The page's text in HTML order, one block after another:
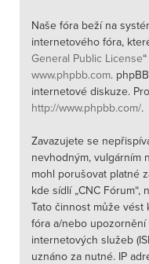
Naše fóra beží na
internetového fóra,
General Public License
www.phpbb.com.
internetové diskuze.
http://www.phpbb.com/.
Zavazujete se
nevhodným, vulgárním
mohl porušovat platné
kde sídlí „CNC
Tato činnost může vést
fóra a/nebo
internetových služeb
uznáno za nutné. IP